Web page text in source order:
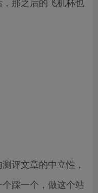
评文章的中立性，
踩一个，做这个站